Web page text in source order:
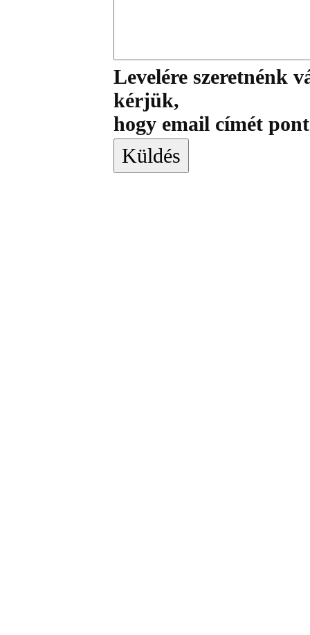
Levelére szeretnénk
kérjük,
hogy email címét